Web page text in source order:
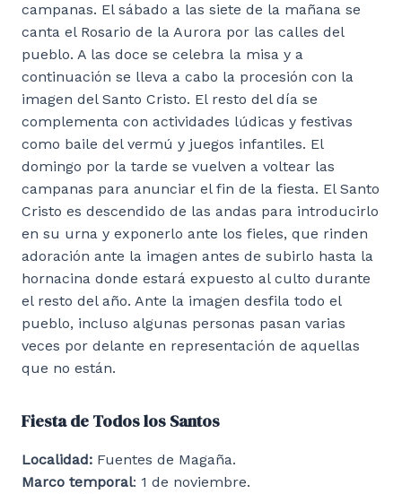
campanas. El sábado a las siete de la mañana se
canta el Rosario de la Aurora por las calles del
pueblo. A las doce se celebra la misa y a
continuación se lleva a cabo la procesión con la
imagen del Santo Cristo. El resto del día se
complementa con actividades lúdicas y festivas
como baile del vermú y juegos infantiles. El
domingo por la tarde se vuelven a voltear las
campanas para anunciar el fin de la fiesta. El Santo
Cristo es descendido de las andas para introducirlo
en su urna y exponerlo ante los fieles, que rinden
adoración ante la imagen antes de subirlo hasta la
hornacina donde estará expuesto al culto durante
el resto del año. Ante la imagen desfila todo el
pueblo, incluso algunas personas pasan varias
veces por delante en representación de aquellas
que no están.
Fiesta de Todos los Santos
Localidad: Fuentes de Magaña.
Marco temporal: 1 de noviembre.